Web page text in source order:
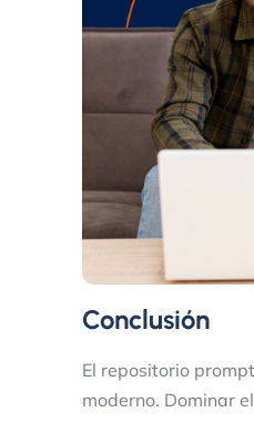
Conclusión
El repositorio
moderno. Dominar